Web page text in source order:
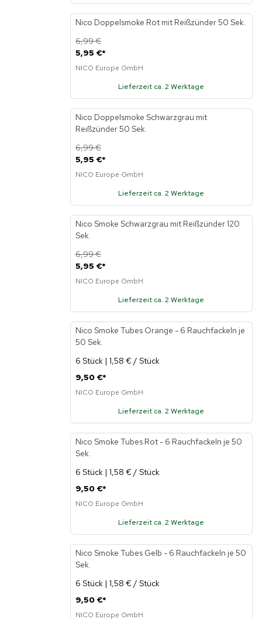
Nico Doppelsmoke Rot mit Reißzünder 50 Sek.
5,95 €*
6,99 €
NICO Europe GmbH
Lieferzeit ca. 2 Werktage
Nico Doppelsmoke Schwarzgrau mit
Reißzünder 50 Sek.
5,95 €*
6,99 €
NICO Europe GmbH
Lieferzeit ca. 2 Werktage
Nico Smoke Schwarzgrau mit Reißzünder 120
Sek.
5,95 €*
6,99 €
NICO Europe GmbH
Lieferzeit ca. 2 Werktage
Nico Smoke Tubes Orange - 6 Rauchfackeln je
50 Sek.
6 Stück | 1,58 € / Stück
9,50 €*
NICO Europe GmbH
Lieferzeit ca. 2 Werktage
Nico Smoke Tubes Rot - 6 Rauchfackeln je 50
Sek.
6 Stück | 1,58 € / Stück
9,50 €*
NICO Europe GmbH
Lieferzeit ca. 2 Werktage
Nico Smoke Tubes Gelb - 6 Rauchfackeln je 50
Sek.
6 Stück | 1,58 € / Stück
9,50 €*
NICO Europe GmbH